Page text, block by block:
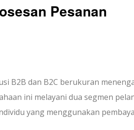
Pesanan
B2B dan B2C berukuran
ini melayani dua segmen
yang menggunakan